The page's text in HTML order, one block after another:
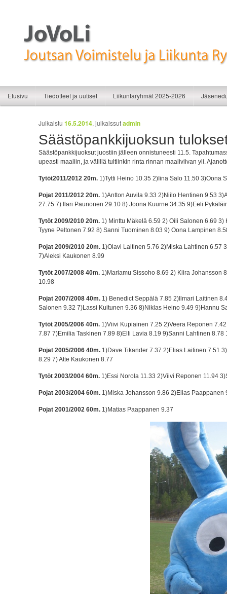
JoVoLi | Joutsan Voimistelu ja
Siirry sisältöön
Siirry toissijaiseen sisältöön
Etusivu Tiedotteet ja uutiset Liikuntaryhmät 2025-2026
Artikkelien selaus
Säästöpankkijuoksun
Julkaistu 16.5.2014, julkaissutadmin
Säästöpankkijuoksut juostiin jälleen onnistuneesti 11.5.
upeasti maaliin, ja välillä tultiinkin rinta rinnan maaliviivan yli.
Tytöt2011/2012 20m. 1)Tytti Heino 10.35 2)Iina Salo 11.50 3)Oona
Pojat 2011/2012 20m. 1)Antton Auvila 9.33 2)Niilo Hentinen 9.53
27.75 7) Ilari Paunonen 29.10 8) Joona Kuurne 34.35 9)Eeli
Tytöt 2009/2010 20m. 1) Minttu Mäkelä 6.59 2) Oili Salonen 6.69
Tyyne Peltonen 7.92 8) Sanni Tuominen 8.03 9) Oona Lampinen
Pojat 2009/2010 20m. 1)Olavi Laitinen 5.76 2)Miska Lahtinen 6.57
7)Aleksi Kaukonen 8.99
Tytöt 2007/2008 40m. 1)Mariamu Sissoho 8.69 2) Kiira Johansson
10.98
Pojat 2007/2008 40m. 1) Benedict Seppälä 7.85 2)Ilmari Laitinen
Salonen 9.32 7)Lassi Kuitunen 9.36 8)Niklas Heino 9.49 9)Hannu
Tytöt 2005/2006 40m. 1)Viivi Kupiainen 7.25 2)Veera Reponen
7.87 7)Emilia Taskinen 7.89 8)Elli Lavia 8.19 9)Sanni Lahtinen 8.78
Pojat 2005/2006 40m. 1)Dave Tikander 7.37 2)Elias Laitinen 7.51
8.29 7) Atte Kaukonen 8.77
Tytöt 2003/2004 60m. 1)Essi Norola 11.33 2)Viivi Reponen 11.94
Pojat 2003/2004 60m. 1)Miska Johansson 9.86 2)Elias
Pojat 2001/2002 60m. 1)Matias Paappanen 9.37